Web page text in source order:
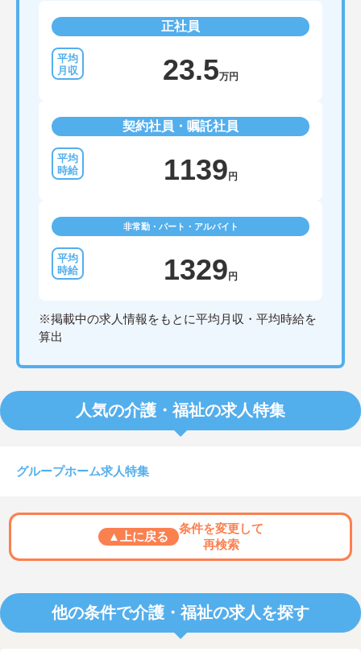
正社員
23.5万円
契約社員・嘱託社員
1139 円
非常勤・パート・アルバイト
1329 円
※掲載中の求人情報をもとに平均月収・平均時給を
算出
人気の介護・福祉の求人特集
グループホーム求人特集
▲上に戻る
条件を変更して
再検索
他の条件で介護・福祉の求人を探す